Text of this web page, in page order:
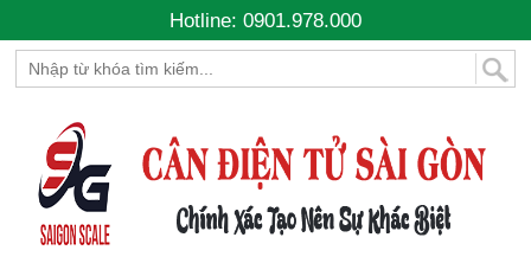
Hotline: 0901.978.000